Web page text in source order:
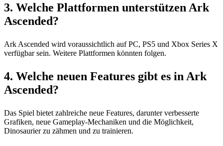
3. Welche Plattformen unterstützen Ark
Ascended?
Ark Ascended wird voraussichtlich auf PC, PS5 und Xbox Series X
verfügbar sein. Weitere Plattformen könnten folgen.
4. Welche neuen Features gibt es in Ark
Ascended?
Das Spiel bietet zahlreiche neue Features, darunter verbesserte
Grafiken, neue Gameplay-Mechaniken und die Möglichkeit,
Dinosaurier zu zähmen und zu trainieren.